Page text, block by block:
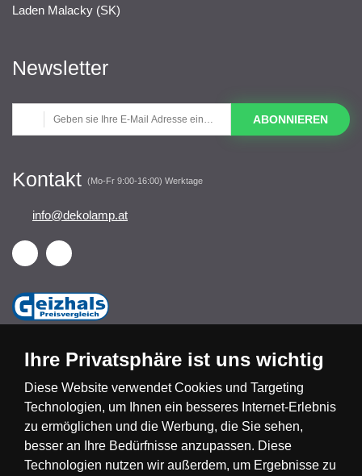
Laden Malacky (SK)
Newsletter
ABONNIEREN
Kontakt (Mo-Fr 9:00-16:00) Werktage
info@dekolamp.at
Česká republika Slovensko Deutschland
Magyarország Österreich België
Ihre Privatsphäre ist uns wichtig
Diese Website verwendet Cookies und Targeting
Technologien, um Ihnen ein besseres Internet-Erlebnis
zu ermöglichen und die Werbung, die Sie sehen,
besser an Ihre Bedürfnisse anzupassen. Diese
Technologien nutzen wir außerdem, um Ergebnisse zu